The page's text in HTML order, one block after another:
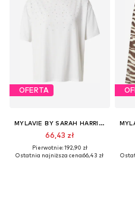
OFERTA
MYLAVIE BY SARAH HARRISON
66,43 zł
Pierwotnie: 192,90 zł
Ostatnia najniższa cena:66,43 zł